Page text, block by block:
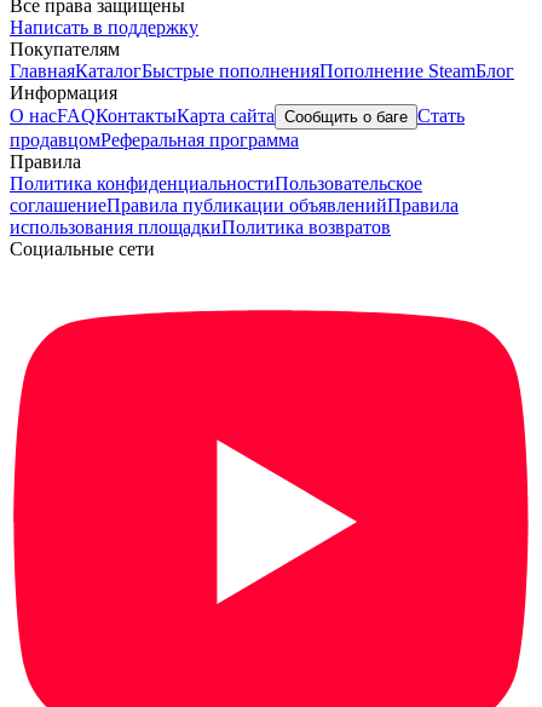
Все права защищены
Написать в поддержку
Покупателям
ГлавнаяКаталогБыстрые пополненияПополнение SteamБлог
Информация
О насFAQКонтактыКарта сайта Сообщить о баге Стать
продавцомРеферальная программа
Правила
Политика конфиденциальностиПользовательское
соглашениеПравила публикации объявленийПравила
использования площадкиПолитика возвратов
Социальные сети